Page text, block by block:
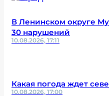
В Ленинском округе
30 нарушений
10.08.2026, 17:11
Какая погода ждет
10.08.2026, 17:00